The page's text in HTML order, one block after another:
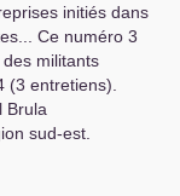
initiés dans
Ce numéro 3
militants
(3 entretiens).
Brula
sud-est.